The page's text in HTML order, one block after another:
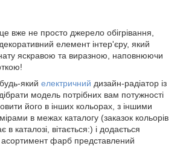
вже не просто джерело обігрівання,
елемент інтер'єру, який
яскравою та виразною, наповнюючи
який електричний дизайн-радіатор із
модель потрібних вам потужності
його в інших кольорах, з іншими
в межах каталогу (заказок кольорів
в каталозі, вітається:) і додається
асортимент фарб представлений